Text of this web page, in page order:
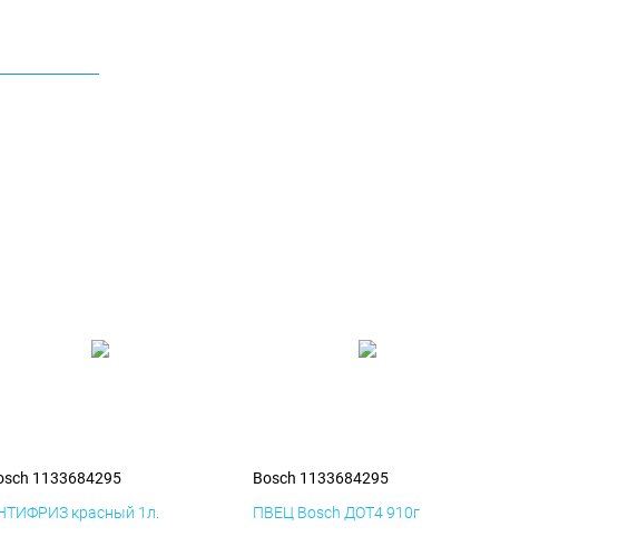
1133684295
красный 1л.
Bosch 1133684295
ПВЕЦ Bosch ДОТ4 910г